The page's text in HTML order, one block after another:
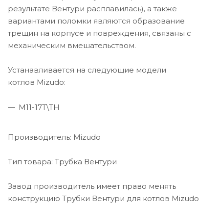
результате Вентури расплавилась), а также
вариантами поломки являются образование
трещин на корпусе и повреждения, связаны с
механическим вмешательством.
Устанавливается на следующие модели
котлов Mizudo:
М11-17Т\ТН
Производитель: Mizudo
Тип товара: Трубка Вентури
Завод производитель имеет право менять
конструкцию Трубки Вентури для котлов Mizudo